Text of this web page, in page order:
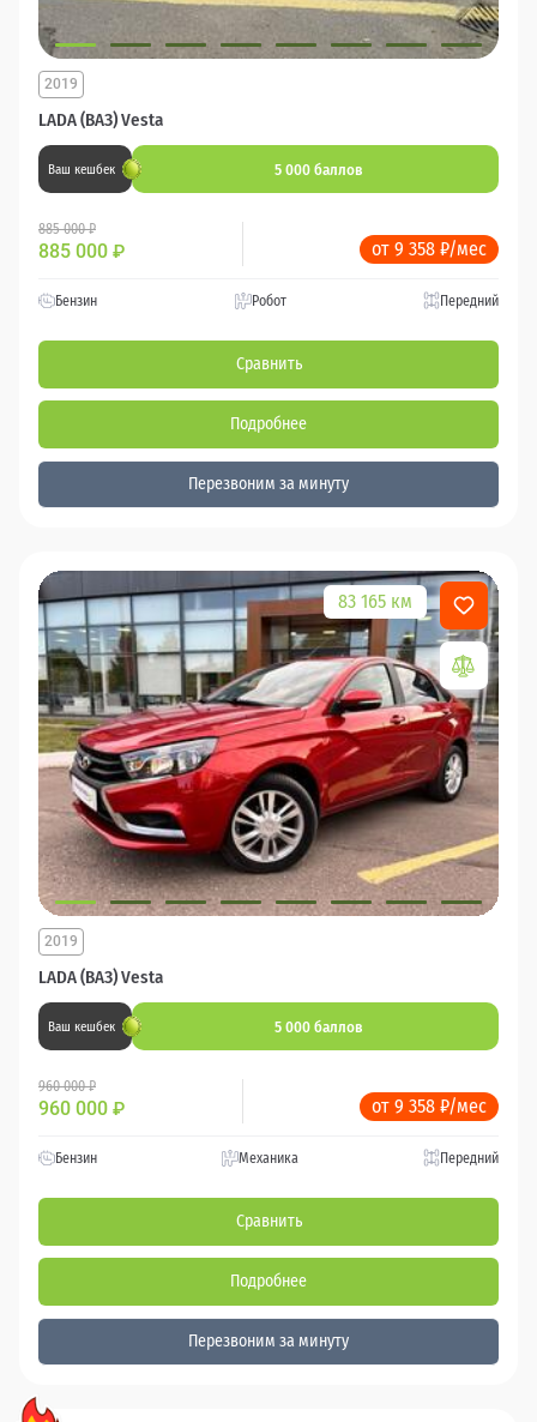
LADA (ВАЗ) Vesta
2019
Ваш кешбек 5 000 баллов
885 000 ₽
885 000 ₽ от 9 358 ₽/мес
Бензин Робот Передний
Сравнить
Подробнее
Перезвоним за минуту
83 165 км
LADA (ВАЗ) Vesta
2019
Ваш кешбек 5 000 баллов
960 000 ₽
960 000 ₽ от 9 358 ₽/мес
Бензин Механика Передний
Сравнить
Подробнее
Перезвоним за минуту